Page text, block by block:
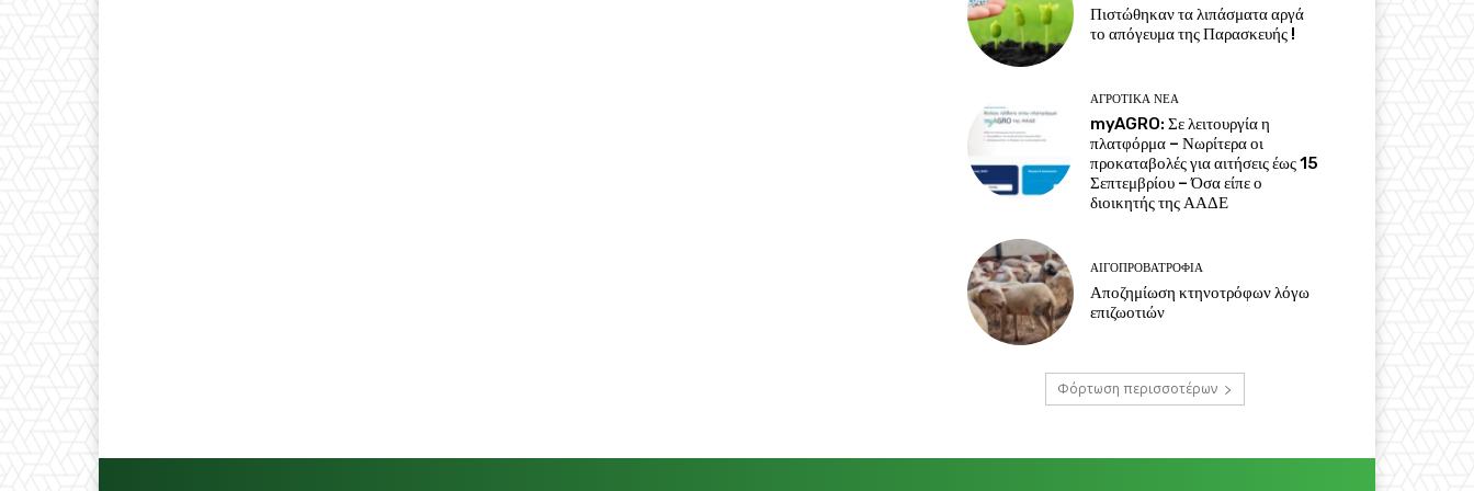
Πιστώθηκαν τα λιπάσματα αργά
το απόγευμα της Παρασκευής !
ΑΓΡΟΤΙΚΆ ΝΈΑ
myAGRO: Σε λειτουργία η
πλατφόρμα – Νωρίτερα οι
προκαταβολές για αιτήσεις έως 15
Σεπτεμβρίου – Όσα είπε ο
διοικητής της ΑΑΔΕ
ΑΙΓΟΠΡΟΒΑΤΡΟΦΊΑ
Αποζημίωση κτηνοτρόφων λόγω
επιζωοτιών
Φόρτωση περισσοτέρων